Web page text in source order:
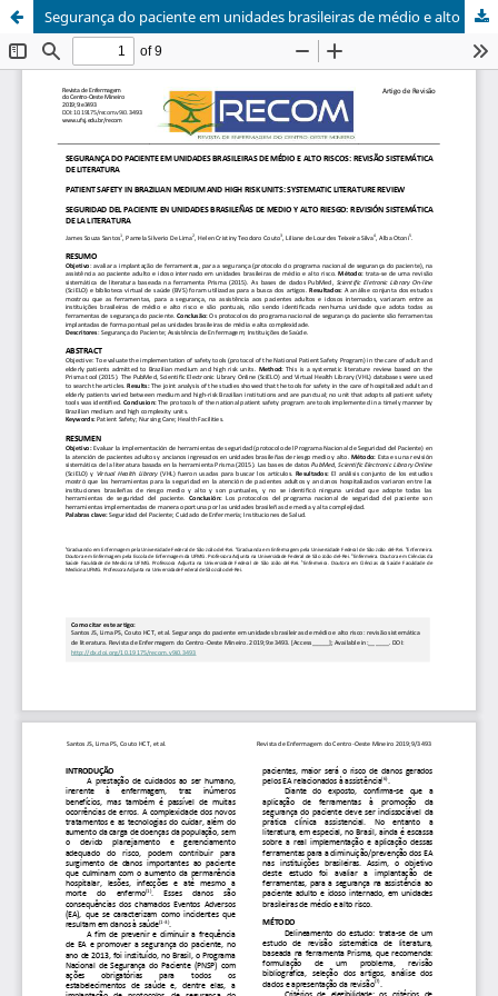
Segurança do paciente em unidades brasileiras de médio e alto riscos: revisão sistemática de literatura